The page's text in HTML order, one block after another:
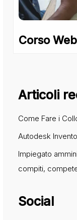
Corso
Articoli
Come Fare i
Autodesk
Impiegato
compiti,
Social